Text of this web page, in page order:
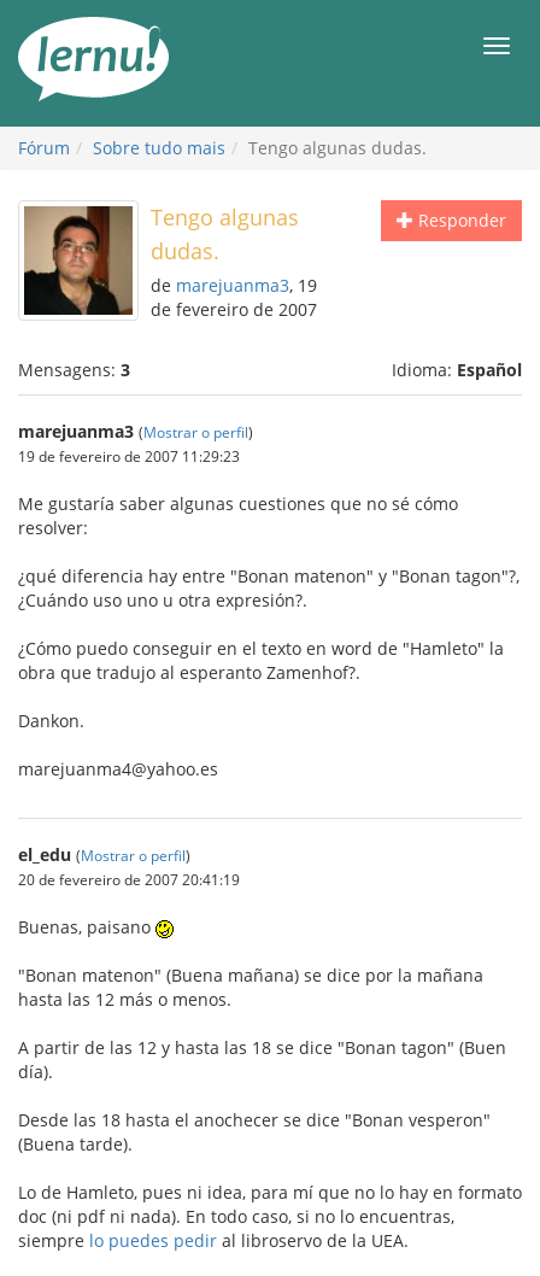
conteúdo
Fórum Sobre tudo mais Tengo algunas dudas.
Responder
Tengo algunas
dudas.
de marejuanma3, 19
de fevereiro de 2007
Mensagens: 3 Idioma: Español
marejuanma3 (Mostrar o perfil)
19 de fevereiro de 2007 11:29:23
Me gustaría saber algunas cuestiones que no sé cómo
resolver:
¿qué diferencia hay entre "Bonan matenon" y "Bonan tagon"?,
¿Cuándo uso uno u otra expresión?.
¿Cómo puedo conseguir en el texto en word de "Hamleto" la
obra que tradujo al esperanto Zamenhof?.
Dankon.
marejuanma4@yahoo.es
el_edu (Mostrar o perfil)
20 de fevereiro de 2007 20:41:19
Buenas, paisano
"Bonan matenon" (Buena mañana) se dice por la mañana
hasta las 12 más o menos.
A partir de las 12 y hasta las 18 se dice "Bonan tagon" (Buen
día).
Desde las 18 hasta el anochecer se dice "Bonan vesperon"
(Buena tarde).
Lo de Hamleto, pues ni idea, para mí que no lo hay en formato
doc (ni pdf ni nada). En todo caso, si no lo encuentras,
siempre lo puedes pedir al libroservo de la UEA.